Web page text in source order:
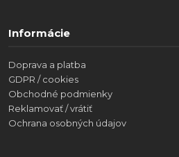
Informácie
Doprava a platba
GDPR / cookies
Obchodné podmienky
Reklamovať / vrátiť
Ochrana osobných údajov